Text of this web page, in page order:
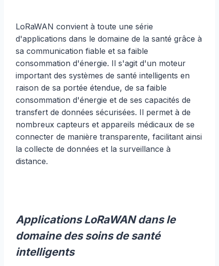
LoRaWAN convient à toute une série
d'applications dans le domaine de la santé grâce à
sa communication fiable et sa faible
consommation d'énergie. Il s'agit d'un moteur
important des systèmes de santé intelligents en
raison de sa portée étendue, de sa faible
consommation d'énergie et de ses capacités de
transfert de données sécurisées. Il permet à de
nombreux capteurs et appareils médicaux de se
connecter de manière transparente, facilitant ainsi
la collecte de données et la surveillance à
distance.
Applications LoRaWAN dans le
domaine des soins de santé
intelligents